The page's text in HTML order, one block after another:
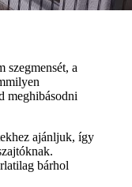
szegmensét, a
meghibásodni
ajánljuk, így
bárhol